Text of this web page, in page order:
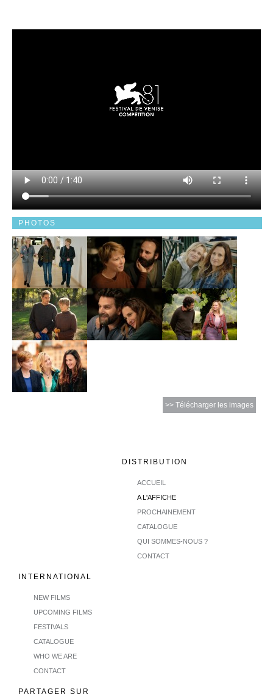
PHOTOS
>> Télécharger les images
DISTRIBUTION
ACCUEIL
A L'AFFICHE
PROCHAINEMENT
CATALOGUE
QUI SOMMES-NOUS ?
CONTACT
INTERNATIONAL
NEW FILMS
UPCOMING FILMS
FESTIVALS
CATALOGUE
WHO WE ARE
CONTACT
PARTAGER SUR